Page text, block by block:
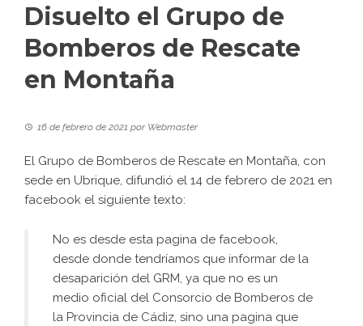
Disuelto el Grupo de
Bomberos de Rescate
en Montaña
16 de febrero de 2021 por Webmaster
El Grupo de Bomberos de Rescate en Montaña, con
sede en Ubrique, difundió el 14 de febrero de 2021 en
facebook el siguiente texto:
No es desde esta pagina de facebook,
desde donde tendríamos que informar de la
desaparición del GRM, ya que no es un
medio oficial del Consorcio de Bomberos de
la Provincia de Cádiz, sino una pagina que